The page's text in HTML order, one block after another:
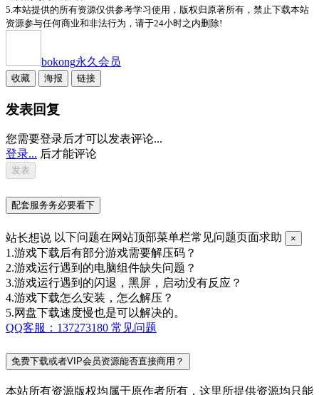
5.本站提供的所有资源仅供参考学习使用，版权归原著所有，禁止下载本站
资源参与任何商业和非法行为，请于24小时之内删除!
bokong永久会员
收藏 海报 链接
发表回复
您需要登录后才可以发表评论...
登录... 后才能评论
配套服务务必要看下
站长想说 以下问题在网站顶部菜单栏常见问题页面求助 ×
1.游戏下载后有部分游戏需要解压码？
2.游戏运行遇到的电脑组件缺失问题？
3.游戏运行遇到的闪退，黑屏，启动没有反应？
4.游戏下载怎么安装，怎么解压？
5.网盘下载速度慢也是可以解决的。
QQ客服：137273180 常见问题
免费下载或者VIP会员资源能否直接商用？
本站所有资源版权均属于原作者所有，这里所提供资源均只能